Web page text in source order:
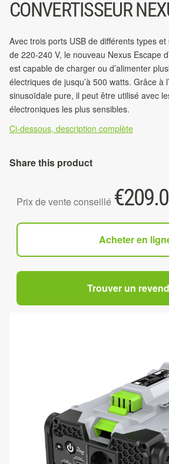
CONVERTISSEUR
Avec trois ports USB de différents types
de 220-240 V, le nouveau Nexus Escape
est capable de charger ou d’alimenter
électriques de jusqu’à 500 watts. Grâce à
sinusoïdale pure, il peut être utilisé avec
électroniques les plus sensibles.
Ci-dessous, description complète
Share this product
Prix de vente conseillé €
Acheter en
Trouver un